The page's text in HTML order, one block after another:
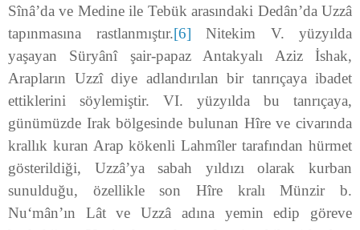
Sînâ’da ve Medine ile Tebük arasındaki Dedân’da Uzzâ
tapınmasına rastlanmıştır.[6] Nitekim V. yüzyılda
yaşayan Süryânî şair-papaz Antakyalı Aziz İshak,
Arapların Uzzî diye adlandırılan bir tanrıçaya ibadet
ettiklerini söylemiştir. VI. yüzyılda bu tanrıçaya,
günümüzde Irak bölgesinde bulunan Hîre ve civarında
krallık kuran Arap kökenli Lahmîler tarafından hürmet
gösterildiği, Uzzâ’ya sabah yıldızı olarak kurban
sunulduğu, özellikle son Hîre kralı Münzir b.
Nu‘mân’ın Lât ve Uzzâ adına yemin edip göreve